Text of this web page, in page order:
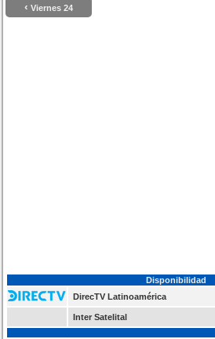
‹ Viernes 24
Disponibilidad
DirecTV Latinoamérica
Inter Satelital